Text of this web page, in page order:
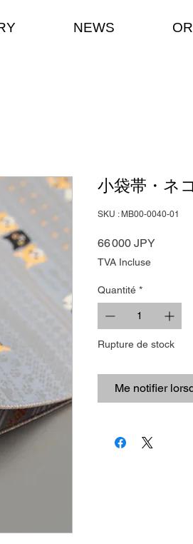
NEWS
小袋帯・ネ
SKU : MB00-0040-01
66 000 JPYPrix
TVA Incluse
Quantité *
Rupture de stock
Me notifier